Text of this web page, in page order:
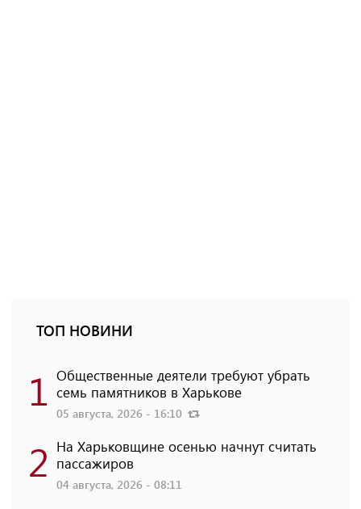
ТОП НОВИНИ
1 Общественные деятели требуют убрать
семь памятников в Харькове
05 августа, 2026 - 16:10
2 На Харьковщине осенью начнут считать
пассажиров
04 августа, 2026 - 08:11